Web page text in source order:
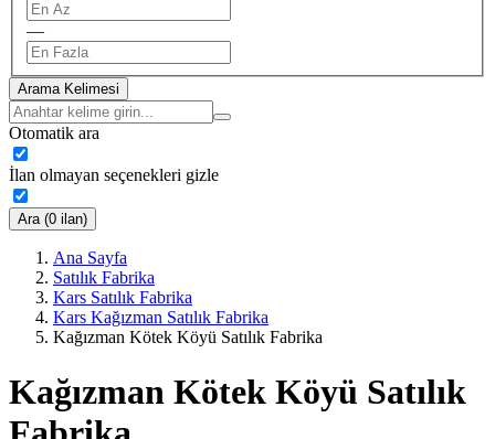
—
Arama Kelimesi
Otomatik ara
İlan olmayan seçenekleri gizle
Ara (0 ilan)
Ana Sayfa
Satılık Fabrika
Kars Satılık Fabrika
Kars Kağızman Satılık Fabrika
Kağızman Kötek Köyü Satılık Fabrika
Kağızman Kötek Köyü Satılık